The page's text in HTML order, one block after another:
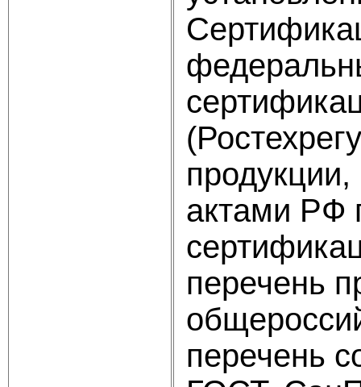
актами РФ
перечень
перечень